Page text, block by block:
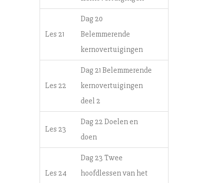
Les 21
Dag 20
Belemmerende
kernovertuigingen
Les 22
Dag 21 Belemmerende
kernovertuigingen
deel 2
Les 23
Dag 22 Doelen en
doen
Les 24
Dag 23 Twee
hoofdlessen van het